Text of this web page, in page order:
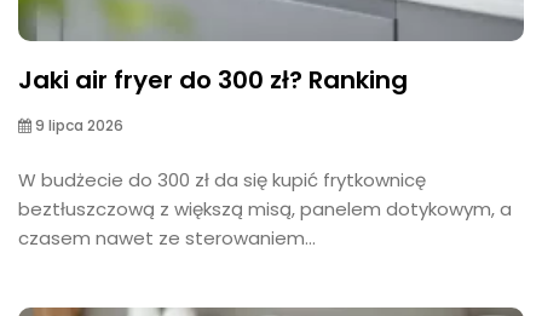
Jaki air fryer do 300 zł? Ranking
9 lipca 2026
W budżecie do 300 zł da się kupić frytkownicę
beztłuszczową z większą misą, panelem dotykowym, a
czasem nawet ze sterowaniem...